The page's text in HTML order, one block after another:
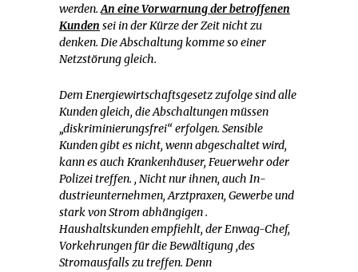
werden.An eine Vorwarnung der betrof­fenen
Kunden sei in der Kür­ze der Zeit nicht zu
denken. Die Abschaltung komme so einer
Netzstörung gleich.
Dem Energiewirtschafts­gesetz zufolge sind alle
Kun­den gleich, die Abschaltun­gen müssen
„diskriminie­rungsfrei“ erfolgen. Sensible
Kunden gibt es nicht, wenn abgeschaltet wird,
kann es auch Krankenhäuser, Feuer­wehr oder
Polizei treffen. , Nicht nur ihnen, auch In­
dustrieunternehmen, Arztpraxen, Gewerbe und
stark von Strom abhängigen .
Haushaltskunden empfiehlt, der Enwag-Chef,
Vorkehrungen für die Bewältigung ,des
Stromausfalls zu treffen. Denn